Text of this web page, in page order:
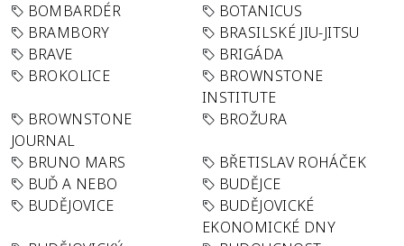
BOMBARDÉR
BOTANICUS
BRAMBORY
BRASILSKÉ JIU-JITSU
BRAVE
BRIGÁDA
BROKOLICE
BROWNSTONE
INSTITUTE
BROWNSTONE
JOURNAL
BROŽURA
BRUNO MARS
BŘETISLAV ROHÁČEK
BUĎ A NEBO
BUDĚJCE
BUDĚJOVICE
BUDĚJOVICKÉ
EKONOMICKÉ DNY